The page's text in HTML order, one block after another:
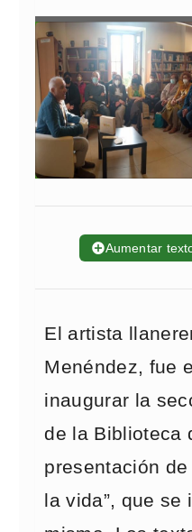
➕Aumentar
El artista
Menéndez, fue
inaugurar la
de la Biblioteca
presentación
la vida”, que se